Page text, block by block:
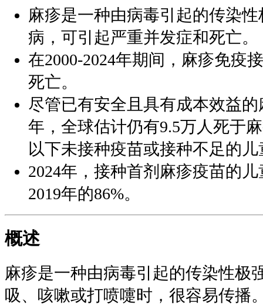
麻疹是一种由病毒引起的传染
病，可引起严重并发症和死亡。
在2000-2024年期间，麻疹免疫
死亡。
尽管已有安全且具有成本效益
年，全球估计仍有9.5万人死于
以下未接种疫苗或接种不足的儿
2024年，接种首剂麻疹疫苗的
2019年的86%。
概述
麻疹是一种由病毒引起的传染性极
吸、咳嗽或打喷嚏时，很容易传播